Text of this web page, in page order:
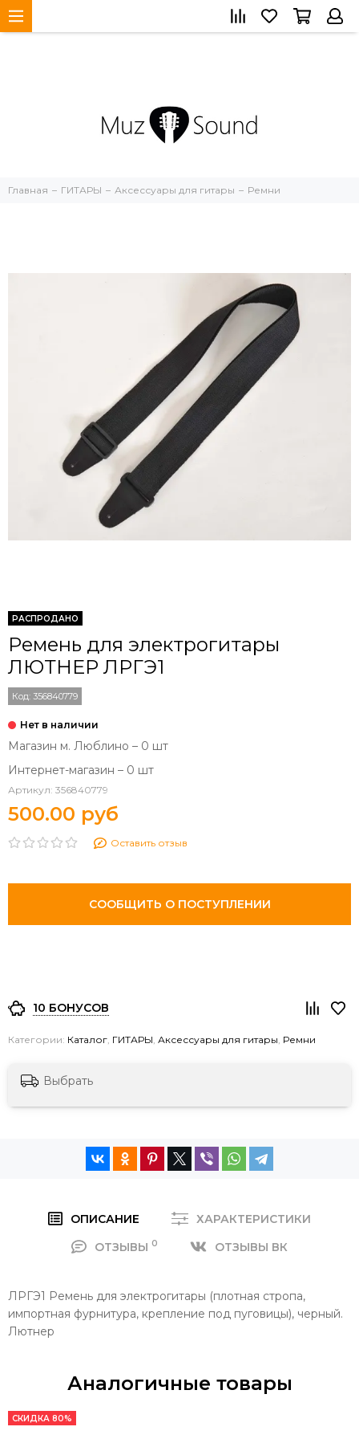
Главная ГИТАРЫ Аксессуары для гитары Ремни
РАСПРОДАНО
Ремень для электрогитары
ЛЮТНЕР ЛРГЭ1
Код: 356840779
Магазин м. Люблино – 0 шт
Интернет-магазин – 0 шт
Артикул: 356840779
500.00 руб
Оставить отзыв
СООБЩИТЬ О ПОСТУПЛЕНИИ
10 БОНУСОВ
Категории: Каталог, ГИТАРЫ, Аксессуары для гитары, Ремни
Выбрать
ОПИСАНИЕ
ХАРАКТЕРИСТИКИ
ОТЗЫВЫ 0 ОТЗЫВЫ ВК
ЛРГЭ1 Ремень для электрогитары (плотная стропа,
импортная фурнитура, крепление под пуговицы), черный.
Лютнер
Аналогичные товары
СКИДКА 80%